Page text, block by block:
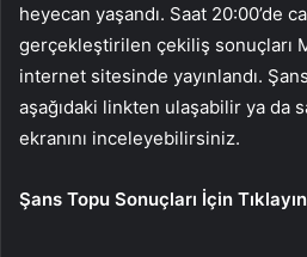
heyecan yaşandı. Saat 20:00’de
gerçekleştirilen çekiliş sonuçları
internet sitesinde yayınlandı.
aşağıdaki linkten ulaşabilir ya da
ekranını inceleyebilirsiniz.
Şans Topu Sonuçları İçin